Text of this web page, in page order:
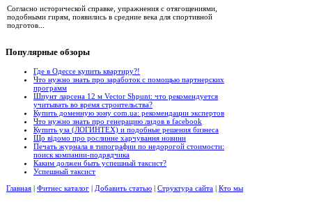
Согласно исторической справке, упражнения с отягощениями,
подобными гирям, появились в средние века для спортивной
подготов...
Популярные обзоры
Где в Одессе купить квартиру?!
Что нужно знать про заработок с помощью партнерских
программ
Шпунт ларсена 12 м Vector Shpunt: что рекомендуется
учитывать во время строительства?
Купить доменную зону com.ua: рекомендации экспертов
Что нужно знать про генерацию лидов в facebook
Купить уза (ЛОГИНТЕХ) и подобные решения бизнеса
Що відомо про рослинне харчування новини
Печать журнала в типографии по недорогой стоимости:
поиск компании-подрядчика
Каким должен быть успешный таксист?
Успешный таксист
Главная | Фитнес каталог | Добавить статью | Структура сайта | Кто мы